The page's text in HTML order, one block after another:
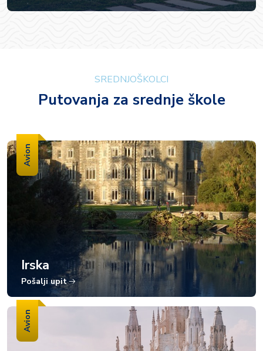
SREDNJOŠKOLCI
Putovanja za srednje škole
Avion
Irska
Pošalji upit
Avion